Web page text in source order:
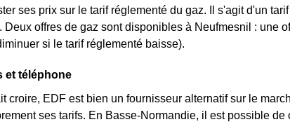
ses prix sur le tarif réglementé du gaz. Il s'agit d'un
offres de gaz sont disponibles à Neufmesnil : une
si le tarif réglementé baisse).
et téléphone
croire, EDF est bien un fournisseur alternatif sur le
ses tarifs. En Basse-Normandie, il est possible